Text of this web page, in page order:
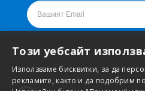
Този уебсайт
Използваме бисквитки, за да
рекламите, както и да подобрим